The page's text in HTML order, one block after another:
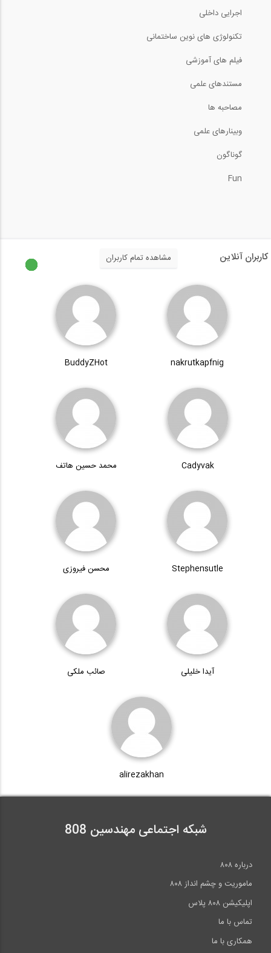
اجرایی داخلی
تکنولوژی های نوین ساختمانی
فیلم های آموزشی
مستندهای علمی
مصاحبه ها
وبینارهای علمی
گوناگون
Fun
کاربران آنلاین مشاهده تمام کاربران
nakrutkapfnig
BuddyZHot
Cadyvak محمد حسین هاتف
Stephensutle محسن فیروزی
آیدا خلیلی صائب ملکی
alirezakhan
شبکه اجتماعی مهندسین 808
درباره ۸۰۸
ماموریت و چشم انداز ۸۰۸
اپلیکیشن ۸۰۸ پلاس
تماس با ما
همکاری با ما